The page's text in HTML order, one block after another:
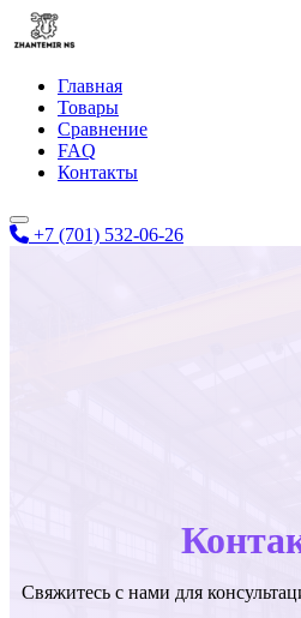
Главная
Товары
Сравнение
FAQ
Контакты
+7 (701) 532-06-26
Свяжитесь с нами для